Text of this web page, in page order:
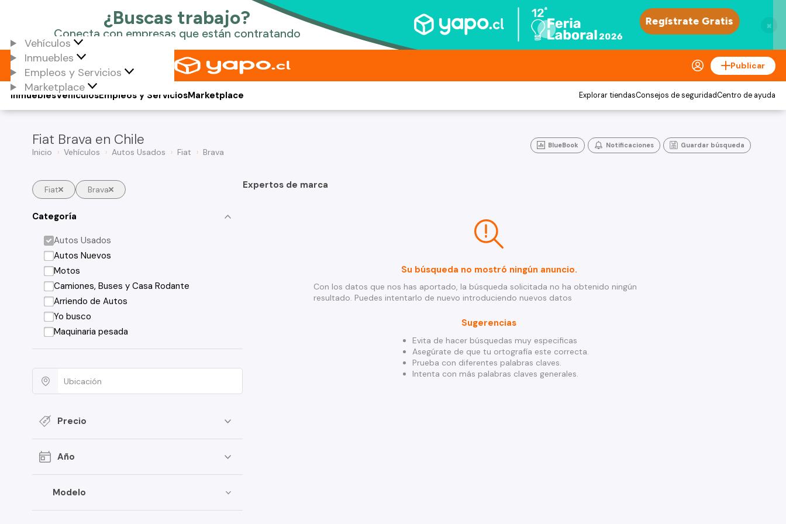
×
Vehículos
Inmuebles
Empleos y Servicios
Marketplace
Publicar
Vehículos
Inmuebles Empleos y ServiciosMarketplace Explorar tiendasConsejos de seguridadCentro de ayuda
Fiat Brava en Chile
Inicio Vehículos Autos Usados Fiat Brava
BlueBook Notificaciones Guardar búsqueda
Fiat Brava
Categoría
Autos Usados
Autos Nuevos
Motos
Camiones, Buses y Casa Rodante
Arriendo de Autos
Yo busco
Maquinaria pesada
Precio
Año
Modelo
Expertos de marca
Su búsqueda no mostró ningún anuncio.
Con los datos que nos has aportado, la búsqueda solicitada no ha obtenido ningún
resultado. Puedes intentarlo de nuevo introduciendo nuevos datos
Sugerencias
Evita de hacer búsquedas muy especificas
Asegúrate de que tu ortografía este correcta.
Prueba con diferentes palabras claves.
Intenta con más palabras claves generales.